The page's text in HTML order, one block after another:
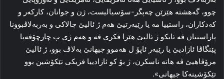
چوو، گه‌هشتە ھێزێن چەپگر-سۆسیالیست، ژن و جوانان، کارکەر و
کەدکاران، راستییا مە یا رێبەرتیێ ھەم ژ ئالیێ چالاکی و بەربەلاڤبوونا
پاراستنان ڤە ئانکو ژ ئالیێ ھێزا فکری ڤە و ھەم ژی ب چارچۆڤەیا
پێنگاڤا ئازادیێ یا رێبەر ئاپۆ ل ھەموو جیھانێ بەلاڤ بوو، ژ ئالیێ
مرۆڤاھیێ ڤە ھاتە ناسکرن، ژ بۆ کو ئازادییا فزیکی تێکۆشین بوو
تێکۆشینەکا جیھانی».